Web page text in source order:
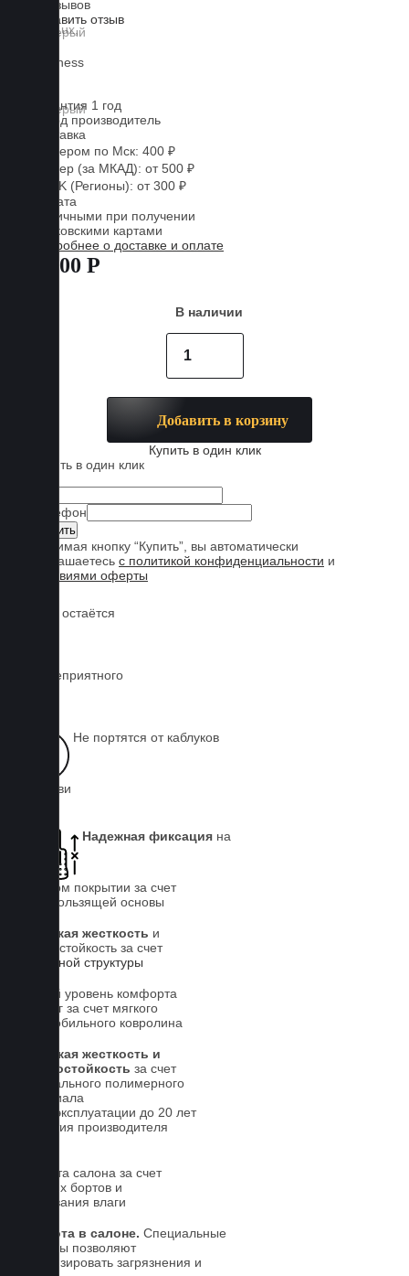
0 отзывов
Оставить отзыв
Business
Гарантия 1 год
Завод производитель
Доставка
Курьером по Мск: 400 ₽
Курьер (за МКАД): от 500 ₽
CDEK (Регионы): от 300 ₽
Оплата
Наличными при получении
Банковскими картами
Подробнее о доставке и оплате
7 800 Р
В наличии
Добавить в корзину
Купить в один клик
Купить в один клик
Телефон
Нажимая кнопку “Купить”, вы автоматически
соглашаетесь с политикой конфиденциальности и
условиями оферты
Обувь остаётся
Нет неприятного
Не портятся от каблуков
на обуви
Надежная фиксация на
штатном покрытии за счет
антискользящей основы
Высокая жесткость и
износостойкость за счет
5-слойной структуры
Новый уровень комфорта
для ног за счет мягкого
автомобильного ковролина
Высокая жесткость и
износостойкость за счет
специального полимерного
материала
Срок эксплуатации до 20 лет
Гарантия производителя
Чистота салона за счет
высоких бортов и
впитывания влаги
Чистота в салоне. Специальные
выступы позволяют
локализировать загрязнения и